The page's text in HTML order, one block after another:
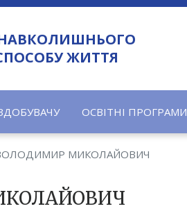
НАВКОЛИШНЬОГО
ЖИТТЯ
ОСВІТНІ ПРОГРАМИ
МИКОЛАЙОВИЧ